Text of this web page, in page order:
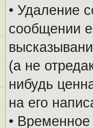
• Удаление
сообщении
(а не
нибудь
на его
•